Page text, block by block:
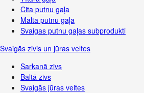
Cita putnu gaļa
Malta putnu gaļa
Svaigas putnu gaļas subprodukti
Svaigās zivis un jūras veltes
Sarkanā zivs
Baltā zivs
Svaigās jūras veltes